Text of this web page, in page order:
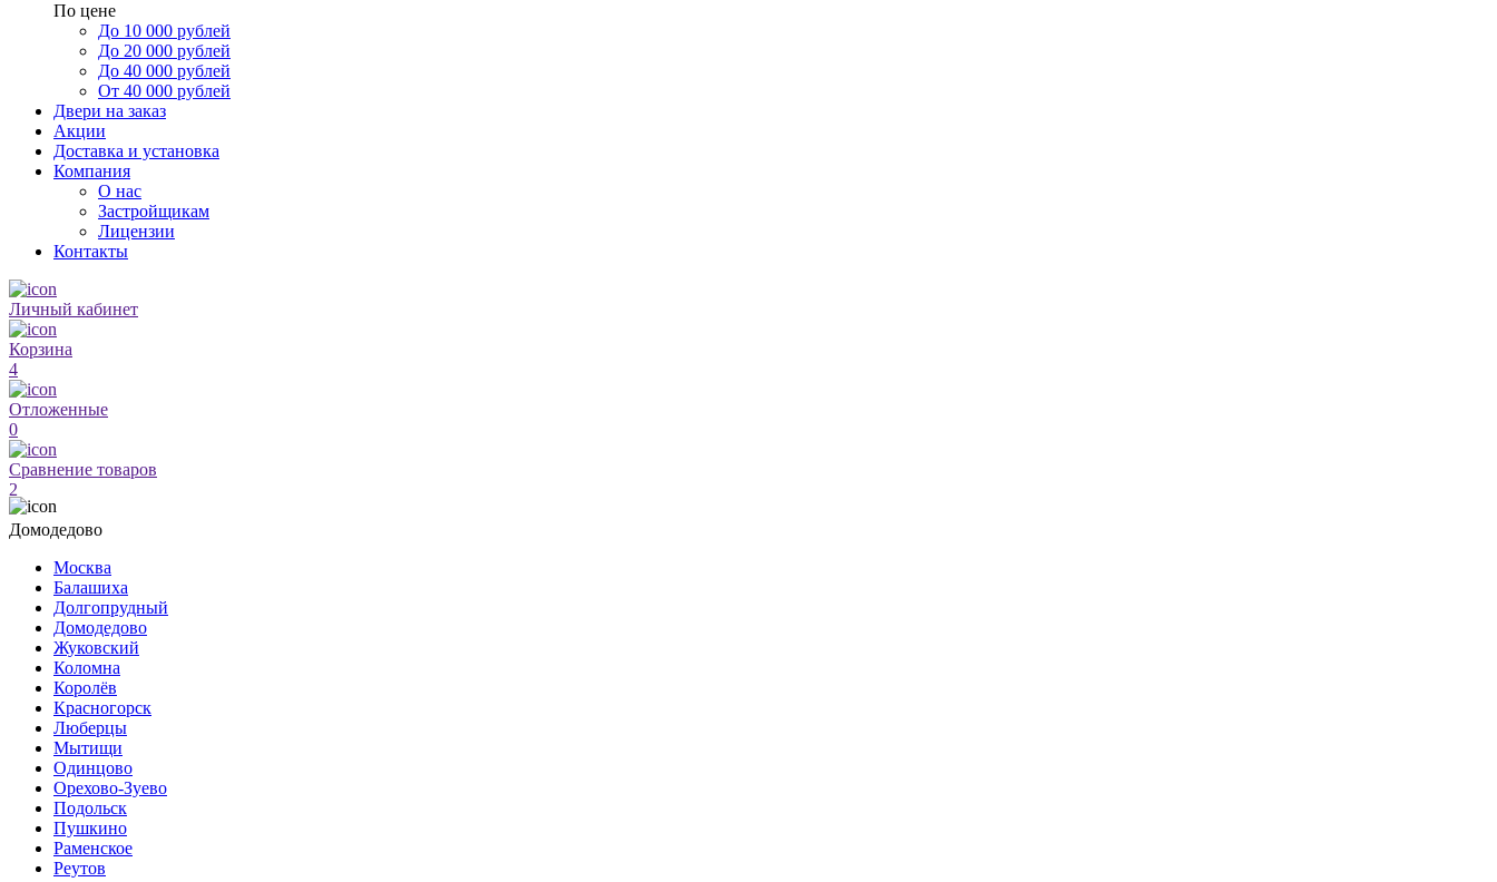
По цене
До 10 000 рублей
До 20 000 рублей
До 40 000 рублей
От 40 000 рублей
Двери на заказ
Акции
Доставка и установка
Компания
О нас
Застройщикам
Лицензии
Контакты
Личный кабинет
Корзина
4
Отложенные
0
Сравнение товаров
2
Домодедово
Москва
Балашиха
Долгопрудный
Домодедово
Жуковский
Коломна
Королёв
Красногорск
Люберцы
Мытищи
Одинцово
Орехово-Зуево
Подольск
Пушкино
Раменское
Реутов